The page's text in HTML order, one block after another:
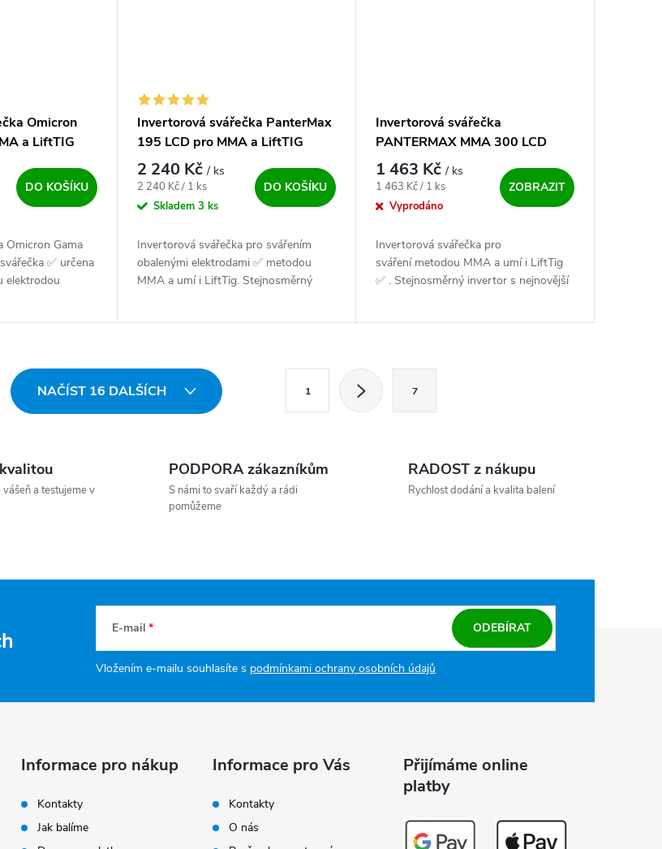
Omicron
a LiftTIG
DO KOŠÍKU
Omicron Gama
✅ určena
elektrodou
Invertorová svářečka PanterMax
195 LCD pro MMA a LiftTIG
2 240 Kč/ ks
Měrná cena:
2 240 Kč / 1 ks
Skladem 3 ks
DO KOŠÍKU
Invertorová svářečka pro svářením
obalenými elektrodami ✅ metodou
MMA a umí i LiftTig. Stejnosměrný
Invertorová svářečka
PANTERMAX MMA 300 LCD
1 463 Kč/ ks
Měrná cena:
1 463 Kč / 1 ks
Vyprodáno
ZOBRAZIT
Invertorová svářečka pro
sváření metodou MMA a umí i LiftTig
✅ . Stejnosměrný invertor s nejnovější
NAČÍST 16 DALŠÍCH Stránkování
1 7
a testujeme v
PODPORA zákazníkům
S námi to svaří každý a rádi
pomůžeme
RADOST z nákupu
Rychlost dodání a kvalita balení
E-mail
Vložením e-mailu souhlasíte s podmínkami ochrany osobních údajů
ODEBÍRAT
Informace pro nákup
Kontakty
Jak balíme
Informace pro Vás
Kontakty
O nás
Přijímáme online
platby